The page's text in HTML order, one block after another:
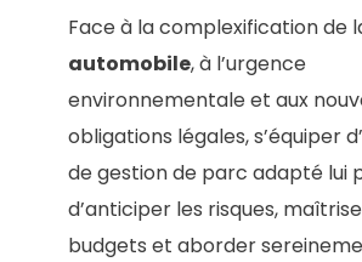
Face à la complexification de
automobile, à l’urgence
environnementale et aux
obligations légales, s’équiper
de gestion de parc adapté lui
d’anticiper les risques,
budgets et aborder